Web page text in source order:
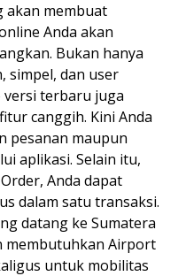
akan membuat
Anda akan
Bukan hanya
simpel, dan user
versi terbaru juga
canggih. Kini Anda
pesanan maupun
aplikasi. Selain itu,
Anda dapat
dalam satu transaksi.
datang ke Sumatera
membutuhkan Airport
untuk mobilitas